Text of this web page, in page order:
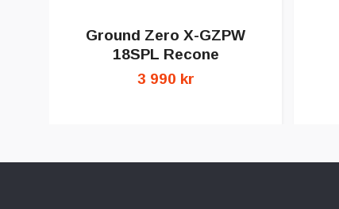
Ground Zero X-GZPW
18SPL Recone
3 990 kr